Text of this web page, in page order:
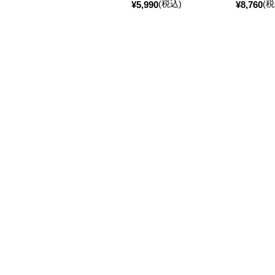
¥5,990(税込) ¥8,760(